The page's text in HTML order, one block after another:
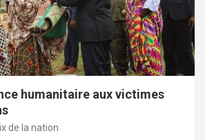
humanitaire aux victimes
de la nation